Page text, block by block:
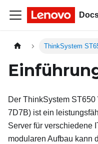
ThinkSystem
Der ThinkSystem ST650
7D7B) ist ein
Server für verschiedene
modularen Aufbau kann